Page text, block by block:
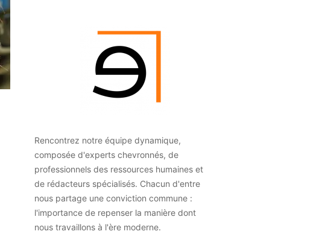
Rencontrez notre équipe dynamique,
composée d'experts chevronnés, de
professionnels des ressources humaines et
de rédacteurs spécialisés. Chacun d'entre
nous partage une conviction commune :
l'importance de repenser la manière dont
nous travaillons à l'ère moderne.